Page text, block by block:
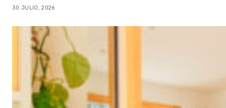
30 JULIO, 2026